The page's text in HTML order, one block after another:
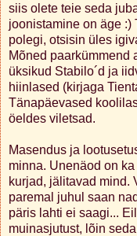
siis olete teie seda
joonistamine on äge :)
polegi, otsisin üles
Mõned paarkümmend
üksikud Stabilo´d ja
hiinlased (kirjaga
Tänapäevased
öeldes viletsad.
Masendus ja
minna. Unenäod on
kurjad, jälitavad mind.
paremal juhul saan
päris lahti ei saagi...
muinasjutust, lõin